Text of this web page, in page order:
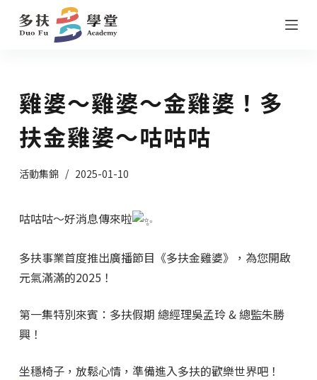
跳
至
內
容
雞婆～雞婆～金雞婆！多
扶金雞婆～咕咕咕
活動集錦 2025-01-10
咕咕咕～好消息傳來啦
多扶事業首度推出廣播節目《多扶金雞婆》，為您開啟
元氣滿滿的2025！
第一集特別來賓：多扶假期 總經理吳孟玲 & 總監朱勝
興！
坐穩椅子，放鬆心情，準備進入多扶的歡樂世界吧！